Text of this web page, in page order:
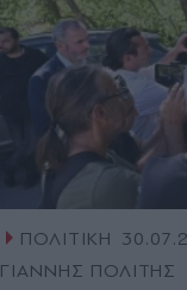
ΠΟΛΙΤΙΚΗ
ΓΙΑΝΝΗΣ ΠΟΛΙΤΗΣ